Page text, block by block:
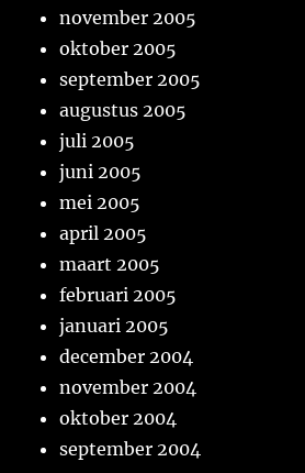
november 2005
oktober 2005
september 2005
augustus 2005
juli 2005
juni 2005
mei 2005
april 2005
maart 2005
februari 2005
januari 2005
december 2004
november 2004
oktober 2004
september 2004